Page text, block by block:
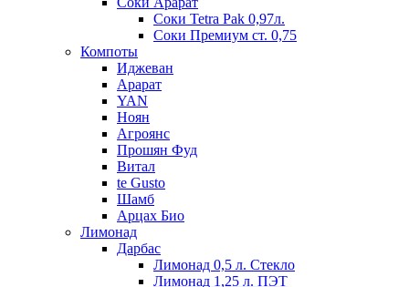
Соки Tetra Pak 0,97л.
Соки Премиум ст. 0,75
Компоты
Иджеван
Арарат
YAN
Ноян
Агроянс
Прошян Фуд
Витал
te Gusto
Шамб
Арцах Био
Лимонад
Дарбас
Лимонад 0,5 л. Стекло
Лимонад 1,25 л. ПЭТ